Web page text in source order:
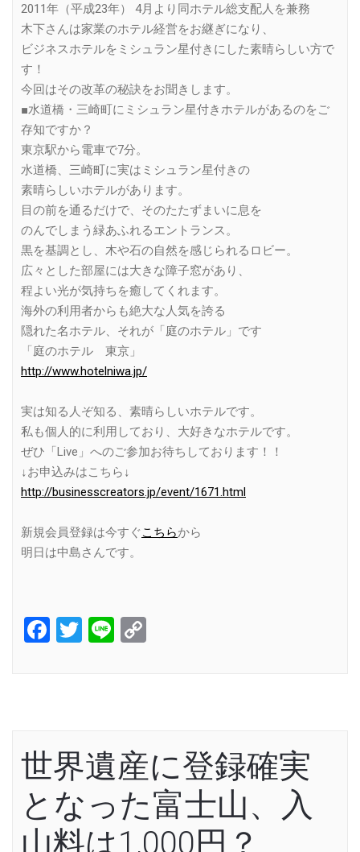
2011年（平成23年） 4月より同ホテル総支配人を兼務
木下さんは家業のホテル経営をお継ぎになり、
ビジネスホテルをミシュラン星付きにした素晴らしい方で
す！
今回はその改革の秘訣をお聞きします。
■水道橋・三崎町にミシュラン星付きホテルがあるのをご
存知ですか？
東京駅から電車で7分。
水道橋、三崎町に実はミシュラン星付きの
素晴らしいホテルがあります。
目の前を通るだけで、そのたたずまいに息を
のんでしまう緑あふれるエントランス。
黒を基調とし、木や石の自然を感じられるロビー。
広々とした部屋には大きな障子窓があり、
程よい光が気持ちを癒してくれます。
海外の利用者からも絶大な人気を誇る
隠れた名ホテル、それが「庭のホテル」です
「庭のホテル 東京」
http://www.hotelniwa.jp/
実は知る人ぞ知る、素晴らしいホテルです。
私も個人的に利用しており、大好きなホテルです。
ぜひ「Live」へのご参加お待ちしております！！
↓お申込みはこちら↓
http://businesscreators.jp/event/1671.html
新規会員登録は今すぐこちらから
明日は中島さんです。
Facebook
Twitter
Line
世界遺産に登録確実
となった富士山、入
山料は1,000円？